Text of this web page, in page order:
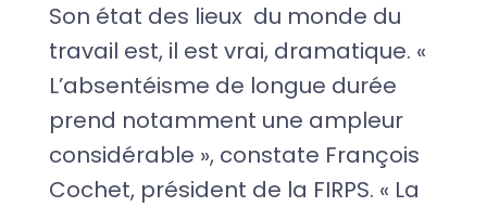
Son état des lieux du monde du
travail est, il est vrai, dramatique. «
L’absentéisme de longue durée
prend notamment une ampleur
considérable », constate François
Cochet, président de la FIRPS. « La